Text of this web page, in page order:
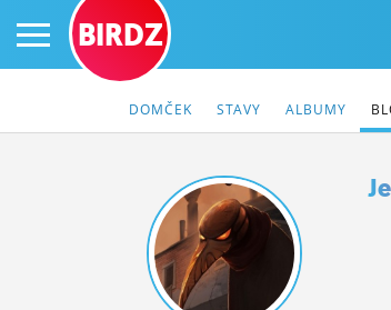
PRIHLÁS SA
ČINŽIAK
BIRDZ
DOMČEK STAVY ALBUMY